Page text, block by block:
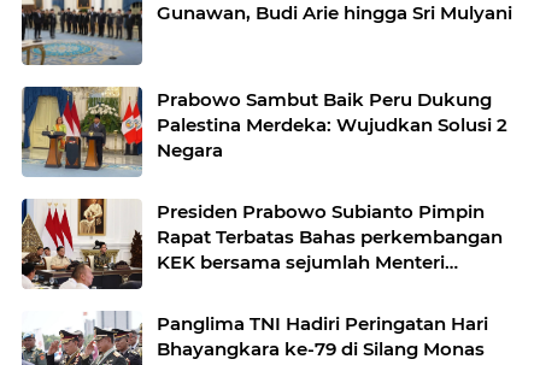
Gunawan, Budi Arie hingga Sri Mulyani
Prabowo Sambut Baik Peru Dukung
Palestina Merdeka: Wujudkan Solusi 2
Negara
Presiden Prabowo Subianto Pimpin
Rapat Terbatas Bahas perkembangan
KEK bersama sejumlah Menteri
Panglima TNI Hadiri Peringatan Hari
Bhayangkara ke-79 di Silang Monas